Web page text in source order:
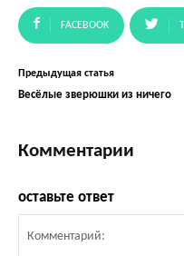
FACEBOOK
Предыдущая статья
Весёлые зверюшки из ничего
Комментарии
оставьте ответ